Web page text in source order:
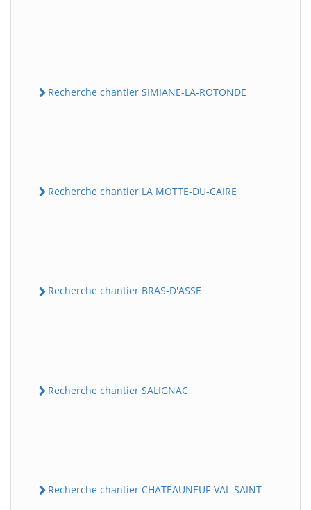
Recherche chantier SIMIANE-LA-ROTONDE
Recherche chantier LA MOTTE-DU-CAIRE
Recherche chantier BRAS-D'ASSE
Recherche chantier SALIGNAC
Recherche chantier CHATEAUNEUF-VAL-SAINT-